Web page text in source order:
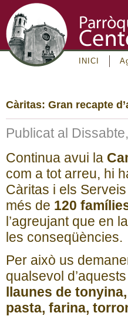
INICI
Càritas: Gran recapte
Publicat al
Continua avui la
com a tot arreu, hi
Càritas i els
més de 120
l’agreujant que en
les conseqüències.
Per això us
qualsevol
llaunes de
pasta, farina,